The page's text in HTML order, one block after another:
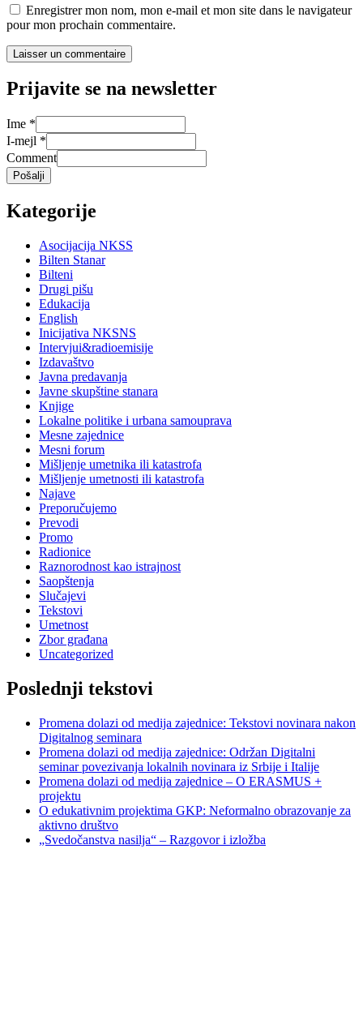
Enregistrer mon nom, mon e-mail et mon site dans le navigateur
pour mon prochain commentaire.
Prijavite se na newsletter
Ime *
I-mejl *
Comment
Pošalji
Kategorije
Asocijacija NKSS
Bilten Stanar
Bilteni
Drugi pišu
Edukacija
English
Inicijativa NKSNS
Intervjui&radioemisije
Izdavaštvo
Javna predavanja
Javne skupštine stanara
Knjige
Lokalne politike i urbana samouprava
Mesne zajednice
Mesni forum
Mišljenje umetnika ili katastrofa
Mišljenje umetnosti ili katastrofa
Najave
Preporučujemo
Prevodi
Promo
Radionice
Raznorodnost kao istrajnost
Saopštenja
Slučajevi
Tekstovi
Umetnost
Zbor građana
Uncategorized
Poslednji tekstovi
Promena dolazi od medija zajednice: Tekstovi novinara nakon
Digitalnog seminara
Promena dolazi od medija zajednice: Održan Digitalni
seminar povezivanja lokalnih novinara iz Srbije i Italije
Promena dolazi od medija zajednice – O ERASMUS +
projektu
O edukativnim projektima GKP: Neformalno obrazovanje za
aktivno društvo
„Svedočanstva nasilja“ – Razgovor i izložba